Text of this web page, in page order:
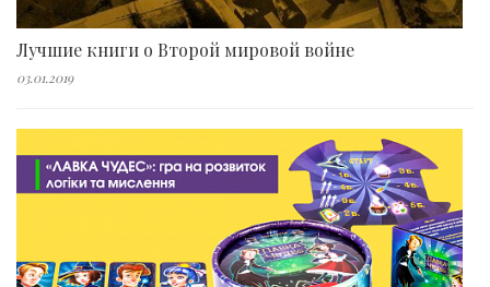
Лучшие книги о Второй мировой войне
03.01.2019